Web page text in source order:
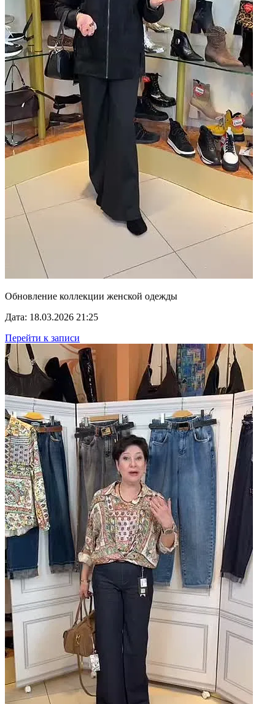
Обновление коллекции женской одежды
Дата: 18.03.2026 21:25
Перейти к записи